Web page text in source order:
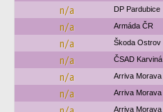
n/a DP Pardubice
n/a Armáda ČR
n/a Škoda Ostrov
n/a ČSAD Karviná
n/a Arriva Morava
n/a Arriva Morava
Arriva Morava